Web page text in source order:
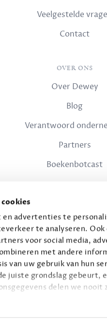
advertenties te
te analyseren.
voor social media,
met andere
van uw gebruik van hun
juiste grondslag gebeurt,
delen we nooit
Veelgestelde
Contact
OVER ONS
Over Dewey
Blog
Verantwoord
Partners
Boekenbotcast
Privacy
Voorwaarden
© 2026 Connaisseur